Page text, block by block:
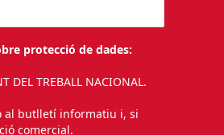
protecció de dades:
DEL TREBALL NACIONAL.
al butlletí informatiu i, si
comercial.